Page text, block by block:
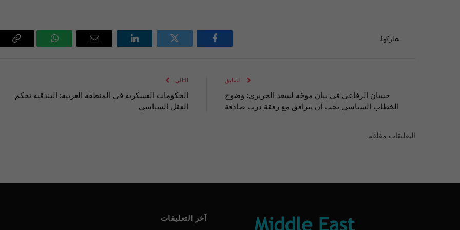
شاركها.
فيسبوك تويتر لينكدإن
البريد
واتساب
السابق
حسان الرفاعي في بيان موجّه لسعد الحريري: وضوح
الخطاب السياسي يجب أن يترافق مع رفقة درب صادقة
التالي
الحكومات العسكرية في المنطقة العربية: البندقية تحكم
العقل السياسي
التعليقات مغلقة.
آخر التعليقات